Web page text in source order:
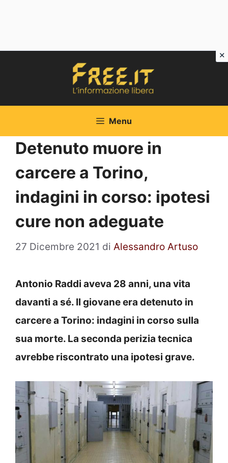
Menu
Detenuto muore in
carcere a Torino,
indagini in corso: ipotesi
cure non adeguate
27 Dicembre 2021 di Alessandro Artuso
Antonio Raddi aveva 28 anni, una vita
davanti a sé. Il giovane era detenuto in
carcere a Torino: indagini in corso sulla
sua morte. La seconda perizia tecnica
avrebbe riscontrato una ipotesi grave.